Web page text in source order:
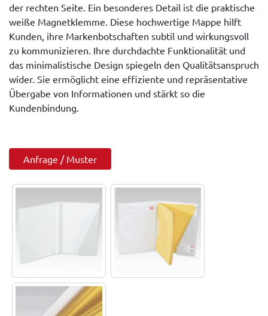
der rechten Seite. Ein besonderes Detail ist die praktische
weiße Magnetklemme. Diese hochwertige Mappe hilft
Kunden, ihre Markenbotschaften subtil und wirkungsvoll
zu kommunizieren. Ihre durchdachte Funktionalität und
das minimalistische Design spiegeln den Qualitätsanspruch
wider. Sie ermöglicht eine effiziente und repräsentative
Übergabe von Informationen und stärkt so die
Kundenbindung.
Anfrage / Muster